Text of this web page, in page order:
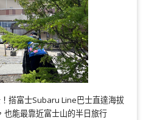
搭富士Subaru Line巴士直達海拔
能最靠近富士山的半日旅行